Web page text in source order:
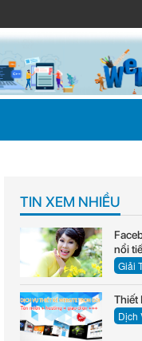
TIN XEM NHIỀU
nổi
Giải
Thiết
Dịch